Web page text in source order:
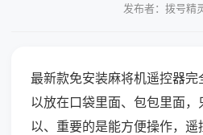
发布者：拨号精
最新款免安装麻将机遥控器
以放在口袋里面、包包里面
以、重要的是能方便操作，